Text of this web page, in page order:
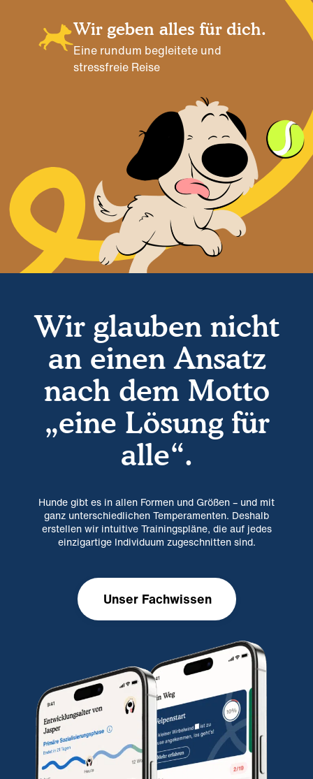
Wir geben alles für dich.
Eine rundum begleitete und
stressfreie Reise
Wir glauben nicht
an einen Ansatz
nach dem Motto
„eine Lösung für
alle“.
Hunde gibt es in allen Formen und Größen – und mit
ganz unterschiedlichen Temperamenten. Deshalb
erstellen wir intuitive Trainingspläne, die auf jedes
einzigartige Individuum zugeschnitten sind.
Unser Fachwissen